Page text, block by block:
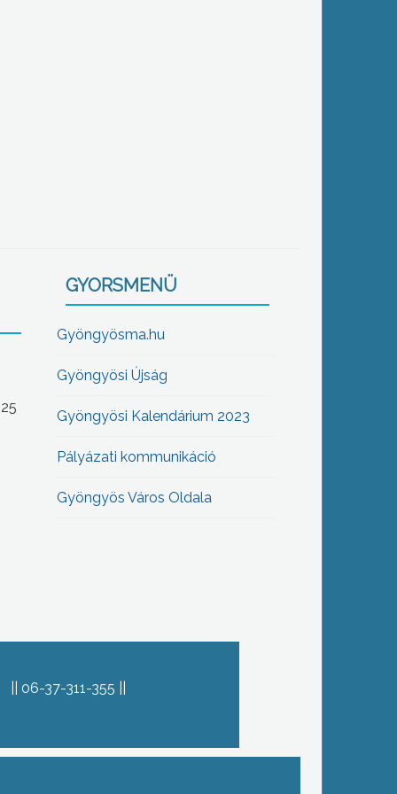
GYORSMENÜ
Gyöngyösma.hu
Gyöngyösi Újság
Gyöngyösi Kalendárium 2023
Pályázati kommunikáció
Gyöngyös Város Oldala
06-37-311-355